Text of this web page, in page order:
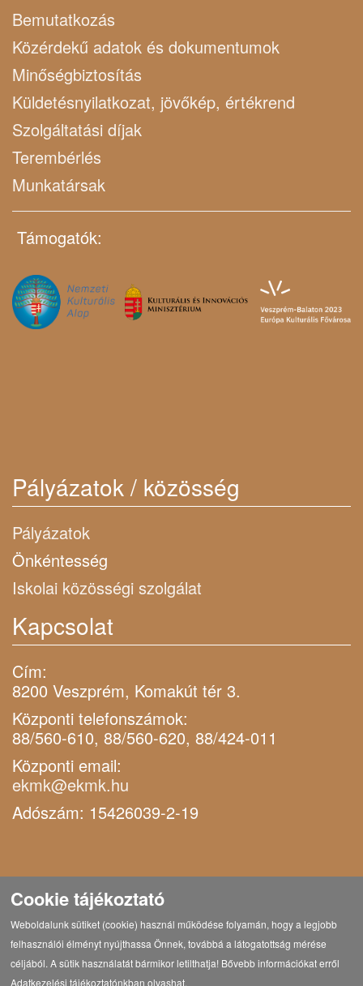
Bemutatkozás
Közérdekű adatok és dokumentumok
Minőségbiztosítás
Küldetésnyilatkozat, jövőkép, értékrend
Szolgáltatási díjak
Terembérlés
Munkatársak
Támogatók:
Pályázatok / közösség
Pályázatok
Önkéntesség
Iskolai közösségi szolgálat
Kapcsolat
Cím:
8200 Veszprém, Komakút tér 3.
Központi telefonszámok:
88/560-610, 88/560-620, 88/424-011
Központi email:
ekmk@ekmk.hu
Adószám: 15426039-2-19
Cookie tájékoztató
Weboldalunk sütiket (cookie) használ működése folyamán, hogy a legjobb
felhasználói élményt nyújthassa Önnek, továbbá a látogatottság mérése
céljából. A sütik használatát bármikor letilthatja! Bővebb információkat erről
Adatkezelési tájékoztatónkban olvashat.